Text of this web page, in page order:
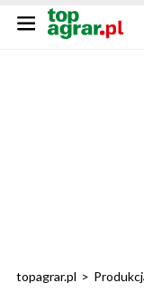
topagrar.pl >